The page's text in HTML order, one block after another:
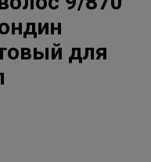
для